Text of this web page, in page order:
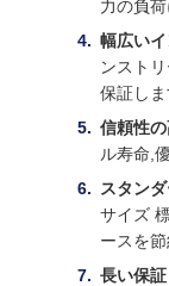
力の負荷
幅広い
ンスト
保証しま
信頼性
ル寿命,
スタン
サイズ
ースを節
長い保